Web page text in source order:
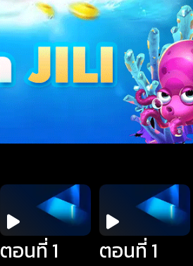
ตอนที่ 1 ตอนที่ 1